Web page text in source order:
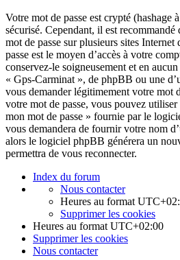
Votre mot de passe est crypté (hashage
sécurisé. Cependant, il est recommandé
mot de passe sur plusieurs sites
passe est le moyen d’accès à votre
conservez-le soigneusement et en
« Gps-Carminat », de phpBB ou une
vous demander légitimement votre mot
votre mot de passe, vous pouvez
mon mot de passe » fournie par le
vous demandera de fournir votre nom
alors le logiciel phpBB générera un
permettra de vous reconnecter.
Index du forum
Nous contacter
Heures au format
Supprimer les cookies
Heures au format UTC+02:00
Supprimer les cookies
Nous contacter